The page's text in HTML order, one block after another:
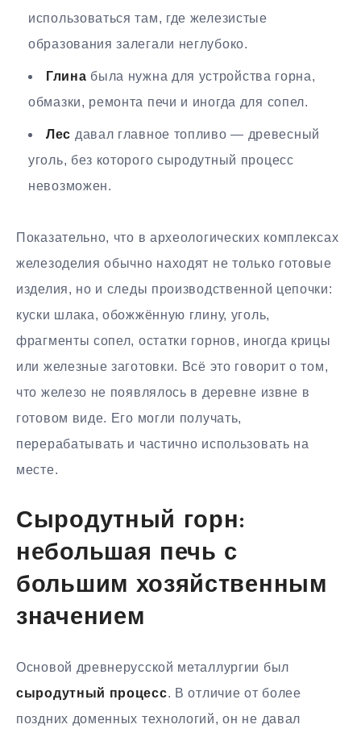
использоваться там, где железистые
образования залегали неглубоко.
Глина была нужна для устройства горна,
обмазки, ремонта печи и иногда для сопел.
Лес давал главное топливо — древесный
уголь, без которого сыродутный процесс
невозможен.
Показательно, что в археологических комплексах
железоделия обычно находят не только готовые
изделия, но и следы производственной цепочки:
куски шлака, обожжённую глину, уголь,
фрагменты сопел, остатки горнов, иногда крицы
или железные заготовки. Всё это говорит о том,
что железо не появлялось в деревне извне в
готовом виде. Его могли получать,
перерабатывать и частично использовать на
месте.
Сыродутный горн:
небольшая печь с
большим хозяйственным
значением
Основой древнерусской металлургии был
сыродутный процесс. В отличие от более
поздних доменных технологий, он не давал